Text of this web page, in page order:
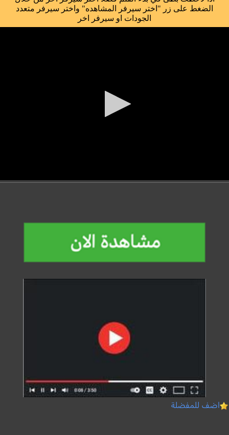
الضغط على زر "اختر سيرفر المشاهده" واختر سيرفر متعدد
الجودات او سيرفر اخر
اضف للمفضلة